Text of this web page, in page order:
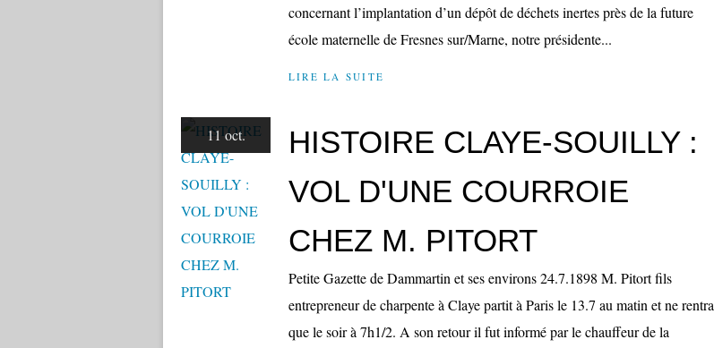
concernant l’implantation d’un dépôt de déchets inertes près de la future
école maternelle de Fresnes sur/Marne, notre présidente...
LIRE LA SUITE
11 oct.
HISTOIRE CLAYE-SOUILLY :
VOL D'UNE COURROIE
CHEZ M. PITORT
Petite Gazette de Dammartin et ses environs 24.7.1898 M. Pitort fils
entrepreneur de charpente à Claye partit à Paris le 13.7 au matin et ne rentra
que le soir à 7h1/2. A son retour il fut informé par le chauffeur de la